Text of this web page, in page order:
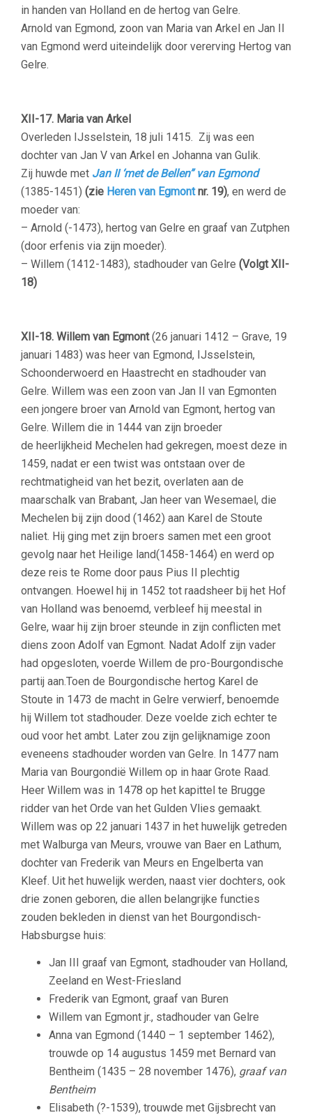
in handen van Holland en de hertog van Gelre.
Arnold van Egmond, zoon van Maria van Arkel en Jan II
van Egmond werd uiteindelijk door vererving Hertog van
Gelre.
XII-17. Maria van Arkel
Overleden IJsselstein, 18 juli 1415. Zij was een
dochter van Jan V van Arkel en Johanna van Gulik.
Zij huwde met Jan II ‘met de Bellen” van Egmond
(1385-1451) (zie Heren van Egmontnr. 19), en werd de
moeder van:
– Arnold (-1473), hertog van Gelre en graaf van Zutphen
(door erfenis via zijn moeder).
– Willem (1412-1483), stadhouder van Gelre (Volgt XII-
18)
XII-18. Willem van Egmont(26 januari 1412 – Grave, 19
januari 1483) was heer van Egmond, IJsselstein,
Schoonderwoerd en Haastrecht en stadhouder van
Gelre. Willem was een zoon van Jan II van Egmonten
een jongere broer van Arnold van Egmont, hertog van
Gelre. Willem die in 1444 van zijn broeder
de heerlijkheid Mechelen had gekregen, moest deze in
1459, nadat er een twist was ontstaan over de
rechtmatigheid van het bezit, overlaten aan de
maarschalk van Brabant, Jan heer van Wesemael, die
Mechelen bij zijn dood (1462) aan Karel de Stoute
naliet. Hij ging met zijn broers samen met een groot
gevolg naar het Heilige land(1458-1464) en werd op
deze reis te Rome door paus Pius II plechtig
ontvangen. Hoewel hij in 1452 tot raadsheer bij het Hof
van Holland was benoemd, verbleef hij meestal in
Gelre, waar hij zijn broer steunde in zijn conflicten met
diens zoon Adolf van Egmont. Nadat Adolf zijn vader
had opgesloten, voerde Willem de pro-Bourgondische
partij aan.Toen de Bourgondische hertog Karel de
Stoute in 1473 de macht in Gelre verwierf, benoemde
hij Willem tot stadhouder. Deze voelde zich echter te
oud voor het ambt. Later zou zijn gelijknamige zoon
eveneens stadhouder worden van Gelre. In 1477 nam
Maria van Bourgondië Willem op in haar Grote Raad.
Heer Willem was in 1478 op het kapittel te Brugge
ridder van het Orde van het Gulden Vlies gemaakt.
Willem was op 22 januari 1437 in het huwelijk getreden
met Walburga van Meurs, vrouwe van Baer en Lathum,
dochter van Frederik van Meurs en Engelberta van
Kleef. Uit het huwelijk werden, naast vier dochters, ook
drie zonen geboren, die allen belangrijke functies
zouden bekleden in dienst van het Bourgondisch-
Habsburgse huis:
Jan III graaf van Egmont, stadhouder van Holland,
Zeeland en West-Friesland
Frederik van Egmont, graaf van Buren
Willem van Egmont jr., stadhouder van Gelre
Anna van Egmond (1440 – 1 september 1462),
trouwde op 14 augustus 1459 met Bernard van
Bentheim (1435 – 28 november 1476), graaf van
Bentheim
Elisabeth (?-1539), trouwde met Gijsbrecht van